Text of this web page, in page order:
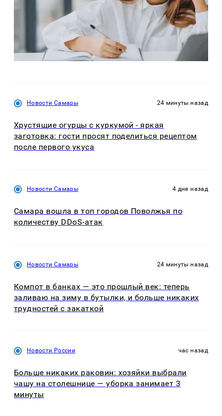
Новости Самары 24 минуты назад
Хрустящие огурцы с куркумой - яркая
заготовка: гости просят поделиться рецептом
после первого укуса
Новости Самары 4 дня назад
Самара вошла в топ городов Поволжья по
количеству DDoS-атак
Новости Самары 24 минуты назад
Компот в банках — это прошлый век: теперь
заливаю на зиму в бутылки, и больше никаких
трудностей с закаткой
Новости России час назад
Больше никаких раковин: хозяйки выбрали
чашу на столешнице — уборка занимает 3
минуты